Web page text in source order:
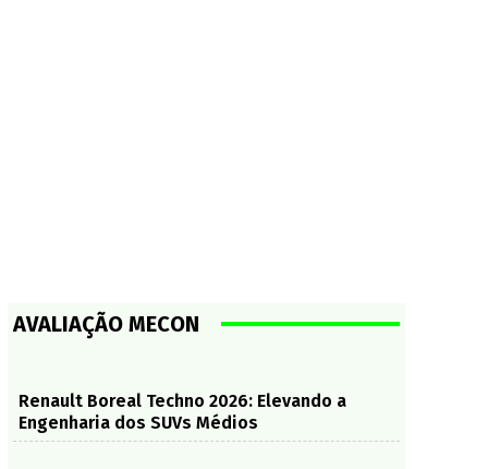
AVALIAÇÃO MECON
Renault Boreal Techno 2026: Elevando a
Engenharia dos SUVs Médios